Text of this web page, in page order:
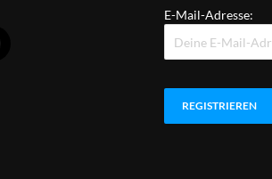
E-Mail-Adresse: